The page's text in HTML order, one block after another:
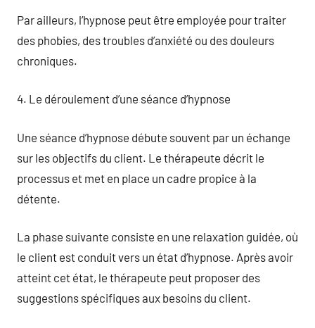
Par ailleurs, l’hypnose peut être employée pour traiter
des phobies, des troubles d’anxiété ou des douleurs
chroniques.
4. Le déroulement d’une séance d’hypnose
Une séance d’hypnose débute souvent par un échange
sur les objectifs du client. Le thérapeute décrit le
processus et met en place un cadre propice à la
détente.
La phase suivante consiste en une relaxation guidée, où
le client est conduit vers un état d’hypnose. Après avoir
atteint cet état, le thérapeute peut proposer des
suggestions spécifiques aux besoins du client.